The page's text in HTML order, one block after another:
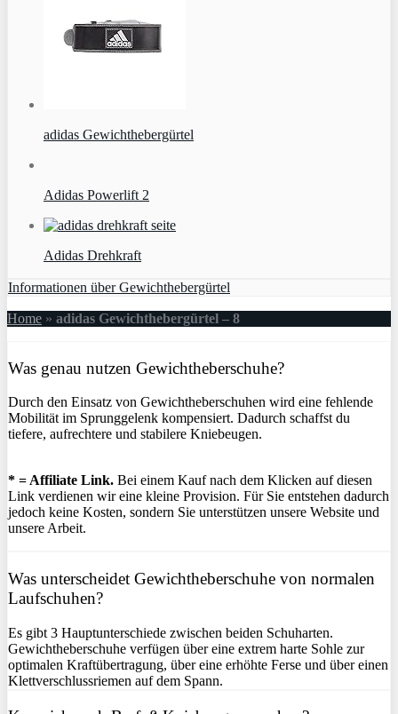
adidas Gewichthebergürtel
Adidas Powerlift 2
Adidas Drehkraft
Informationen über Gewichthebergürtel
Home » adidas Gewichthebergürtel – 8
Was genau nutzen Gewichtheberschuhe?
Durch den Einsatz von Gewichtheberschuhen wird eine fehlende
Mobilität im Sprunggelenk kompensiert. Dadurch schaffst du
tiefere, aufrechtere und stabilere Kniebeugen.
* = Affiliate Link. Bei einem Kauf nach dem Klicken auf diesen
Link verdienen wir eine kleine Provision. Für Sie entstehen dadurch
jedoch keine Kosten, sondern Sie unterstützen unsere Website und
unsere Arbeit.
Was unterscheidet Gewichtheberschuhe von normalen
Laufschuhen?
Es gibt 3 Hauptunterschiede zwischen beiden Schuharten.
Gewichtheberschuhe verfügen über eine extrem harte Sohle zur
optimalen Kraftübertragung, über eine erhöhte Ferse und über einen
Klettverschlussriemen auf dem Spann.